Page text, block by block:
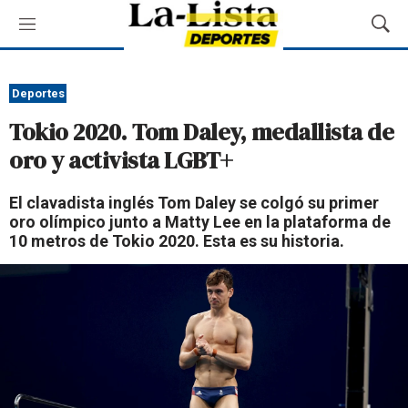
M
e
ú
M
o
a
r
q
e
Deportes
Tokio 2020. Tom Daley, medallista de
oro y activista LGBT+
El clavadista inglés Tom Daley se colgó su primer
oro olímpico junto a Matty Lee en la plataforma de
10 metros de Tokio 2020. Esta es su historia.